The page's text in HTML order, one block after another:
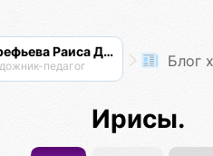
Арефьева Раиса Дмитриевна
педагог Блог
Ирисы.